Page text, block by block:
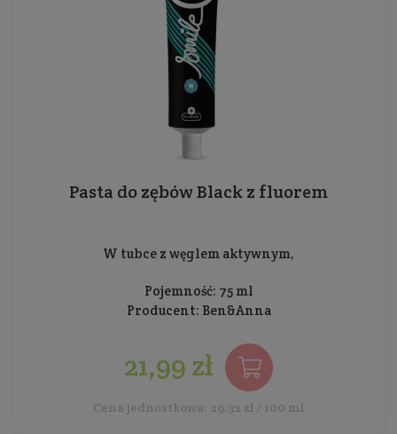
Pasta do zębów Black z fluorem
W tubce z węglem aktywnym,
Pojemność: 75 ml
Producent: Ben&Anna
21,99 zł
Cena jednostkowa: 29,32 zł / 100 ml